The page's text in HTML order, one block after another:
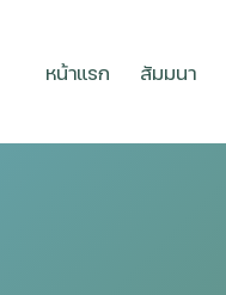
หน้าแรก สัมมนา